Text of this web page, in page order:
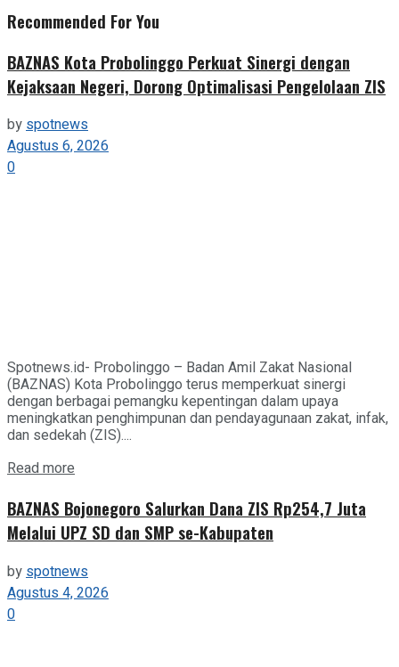
Recommended For You
BAZNAS Kota Probolinggo Perkuat Sinergi dengan
Kejaksaan Negeri, Dorong Optimalisasi Pengelolaan ZIS
byspotnews
Agustus 6, 2026
0
Spotnews.id- Probolinggo – Badan Amil Zakat Nasional
(BAZNAS) Kota Probolinggo terus memperkuat sinergi
dengan berbagai pemangku kepentingan dalam upaya
meningkatkan penghimpunan dan pendayagunaan zakat, infak,
dan sedekah (ZIS)....
Read more
BAZNAS Bojonegoro Salurkan Dana ZIS Rp254,7 Juta
Melalui UPZ SD dan SMP se-Kabupaten
byspotnews
Agustus 4, 2026
0